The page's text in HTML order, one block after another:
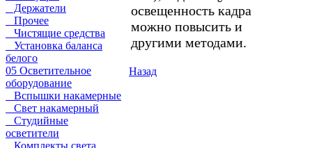
Держатели
Прочее
Чистящие средства
Установка баланса
белого
05 Осветительное
оборудование
Вспышки накамерные
Свет накамерный
Студийные
осветители
Комплекты света
освещенность кадра
можно повысить и
другими методами.
Назад